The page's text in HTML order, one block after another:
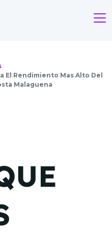
Rendimiento Mas Alto Del
Malaguena